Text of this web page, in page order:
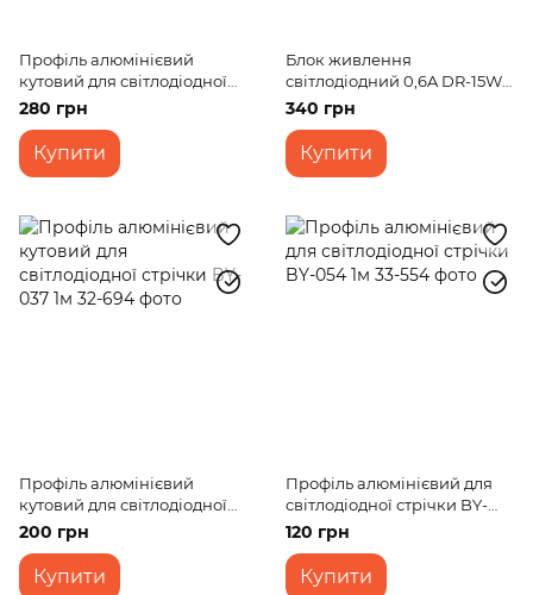
Профіль алюмінієвий
кутовий для світлодіодної
стрічки BY-037 2м
280 грн
Купити
Блок живлення
світлодіодний 0,6A DR-15W
IP67 AC 170-264V DC 24V
340 грн
Купити
Профіль алюмінієвий
кутовий для світлодіодної
стрічки BY-037 1м
200 грн
Купити
Профіль алюмінієвий для
світлодіодної стрічки BY-
054 1м
120 грн
Купити